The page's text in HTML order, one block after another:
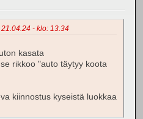
- klo: 13.34
kasata
rikkoo "auto täytyy koota
kiinnostus kyseistä luokkaa